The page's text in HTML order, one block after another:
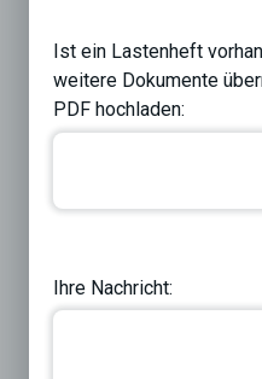
Ist ein Lastenheft
weitere Dokumente
PDF hochladen:
Ihre Nachricht: